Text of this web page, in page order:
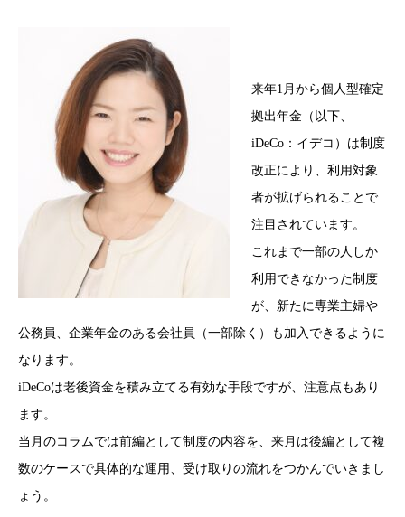
来年1月から個人型確定
拠出年金（以下、
iDeCo：イデコ）は制度
改正により、利用対象
者が拡げられることで
注目されています。
これまで一部の人しか
利用できなかった制度
が、新たに専業主婦や
公務員、企業年金のある会社員（一部除く）も加入できるように
なります。
iDeCoは老後資金を積み立てる有効な手段ですが、注意点もあり
ます。
当月のコラムでは前編として制度の内容を、来月は後編として複
数のケースで具体的な運用、受け取りの流れをつかんでいきまし
ょう。